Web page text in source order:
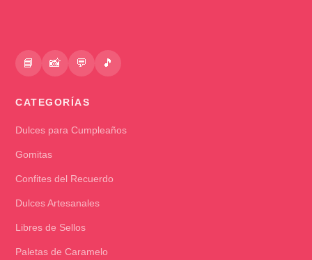
📘 📸 💬 🎵
CATEGORÍAS
Dulces para Cumpleaños
Gomitas
Confites del Recuerdo
Dulces Artesanales
Libres de Sellos
Paletas de Caramelo